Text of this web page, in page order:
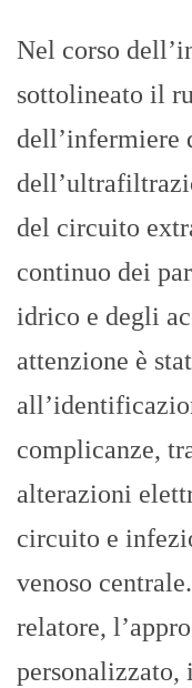
Nel corso
sottolineato il
dell’infermiere
del circuito
continuo dei
idrico e degli
attenzione è
complicanze,
alterazioni
circuito e
venoso
relatore,
personalizzato,